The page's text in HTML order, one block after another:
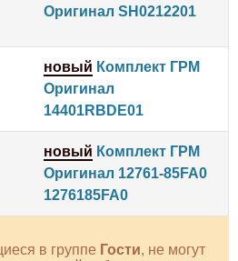
Оригинал SH0212201
новый Комплект ГРМ
Оригинал
14401RBDE01
новый Комплект ГРМ
Оригинал 12761-85FA0
1276185FA0
в группе Гости, не могут